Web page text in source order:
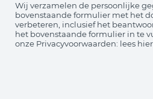
Wij verzamelen de persoonlijke
bovenstaande formulier met het
verbeteren, inclusief het
het bovenstaande formulier in te
onze Privacyvoorwaarden: lees hier